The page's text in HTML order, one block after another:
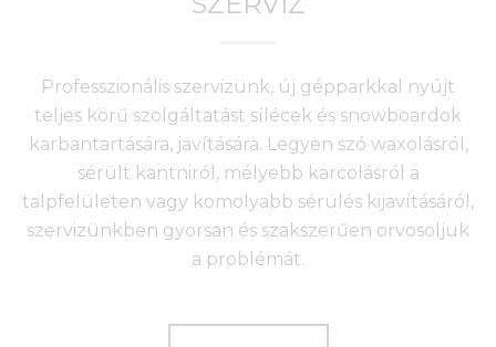
Professzionális szervizünk, új gépparkkal nyújt
teljes körű szolgáltatást sílécek és snowboardok
karbantartására, javítására. Legyen szó waxolásról,
sérült kantniról, mélyebb karcolásról a
talpfelületen vagy komolyabb sérülés kijavításáról,
szervizünkben gyorsan és szakszerűen orvosoljuk
a problémát.